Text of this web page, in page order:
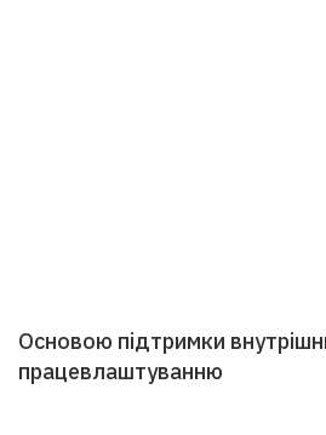
Основою підтримки
працевлаштуванню